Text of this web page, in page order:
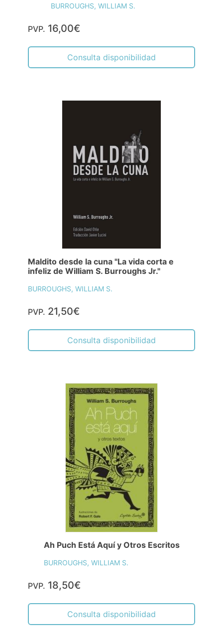
BURROUGHS, WILLIAM S.
PVP. 16,00€
Consulta disponibilidad
Maldito desde la cuna "La vida corta e
infeliz de William S. Burroughs Jr."
BURROUGHS, WILLIAM S.
PVP. 21,50€
Consulta disponibilidad
Ah Puch Está Aquí y Otros Escritos
BURROUGHS, WILLIAM S.
PVP. 18,50€
Consulta disponibilidad